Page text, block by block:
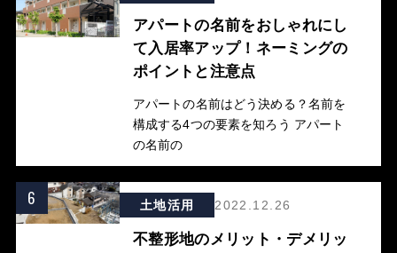
アパートの名前をおしゃれにし
て入居率アップ！ネーミングの
ポイントと注意点
アパートの名前はどう決める？名前を
構成する4つの要素を知ろう アパート
の名前の
6 土地活用 2022.12.26
不整形地のメリット・デメリッ